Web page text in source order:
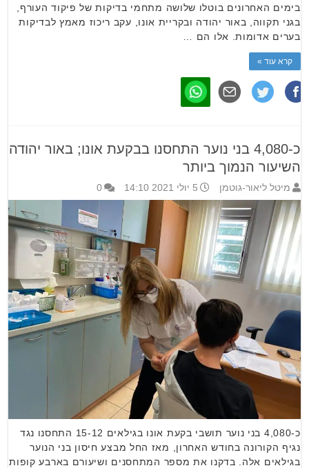
בימים האחרונים בוטלו שלושה מתחמי בדיקות של פיקוד העורף,
בגני תקווה, באור יהודה ובקריית אונו, עקב ריכוז מאמץ לבדיקות
בערים אדומות. אלו הם …
קרא עוד »
כ-4,080 בני נוער התחסנו בבקעת אונו; באור יהודה
השיעור הנמוך ביותר
מיטל ליאור-גוטמן 5 יולי 2021 14:10 0
כ-4,080 בני נוער תושבי בקעת אונו בגילאים 15-12 התחסנו נגד
נגיף הקורונה בחודש האחרון, מאז החל מבצע חיסון בני הנוער
בגילאים אלה. בדקנו את מספר המתחסנים ושיעורם בארבע קופות